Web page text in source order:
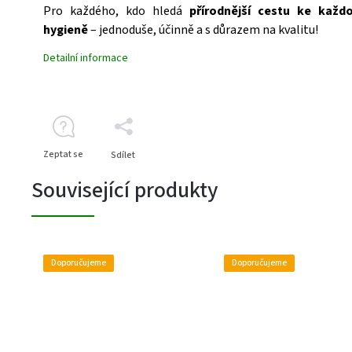
Pro každého, kdo hledá přírodnější cestu ke
hygieně– jednoduše, účinně a s důrazem na kvalitu!
Detailní informace
Zeptat se Sdílet
Související produkty
Doporučujeme Doporučujeme